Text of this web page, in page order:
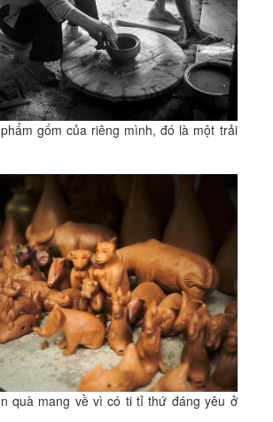
gốm của riêng mình, đó là một trải
quà mang về vì có ti tỉ thứ đáng yêu ở